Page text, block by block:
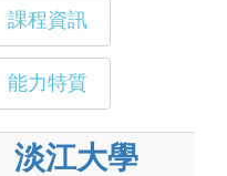
課程資訊
能力特質
淡江大學